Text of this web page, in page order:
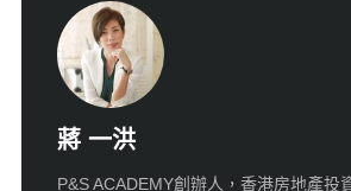
蔣 一洪
P&S ACADEMY創辦人，香港房地產投